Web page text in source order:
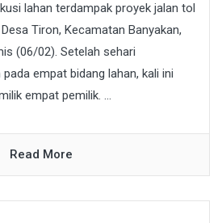
lahan terdampak proyek jalan tol
Tiron, Kecamatan Banyakan,
(06/02). Setelah sehari
empat bidang lahan, kali ini
empat pemilik. ...
Read More